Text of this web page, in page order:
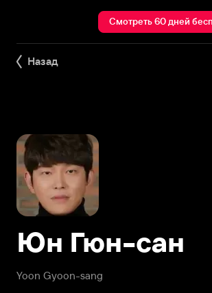
Смотреть 60 дней
Назад
Yoon Gyoon-sang
Юн Гюн-сан